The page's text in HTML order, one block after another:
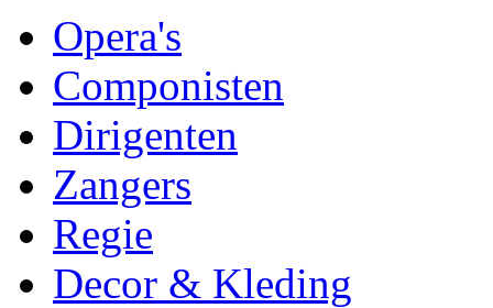
Opera's
Componisten
Dirigenten
Zangers
Regie
Decor & Kleding